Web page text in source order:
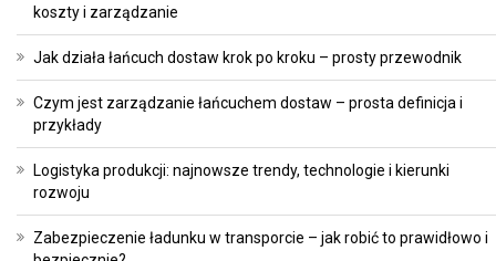
koszty i zarządzanie
Jak działa łańcuch dostaw krok po kroku – prosty przewodnik
Czym jest zarządzanie łańcuchem dostaw – prosta definicja i
przykłady
Logistyka produkcji: najnowsze trendy, technologie i kierunki
rozwoju
Zabezpieczenie ładunku w transporcie – jak robić to prawidłowo i